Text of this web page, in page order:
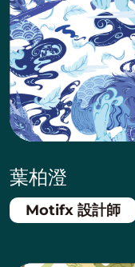
葉柏澄
Motifx 設計師